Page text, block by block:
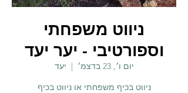
ניווט משפחתי
וספורטיבי - יער יעד
יום ו׳, 23 בדצמ׳
  |
יעד
ניווט בכיף משפחתי או ניווט בכיף